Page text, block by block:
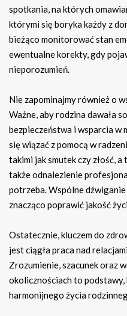
spotkania, na których
którymi się boryka każdy z
bieżąco monitorować stan
ewentualne korekty, gdy
nieporozumień.
Nie zapominajmy również o
Ważne, aby rodzina dawała
bezpieczeństwa i wsparcia w
się wiązać z pomocą w
takimi jak smutek czy złość,
także odnalezienie
potrzeba. Wspólne
znacząco poprawić jakość
Ostatecznie, kluczem do
jest ciągła praca nad
Zrozumienie, szacunek oraz
okolicznościach to
harmonijnego życia